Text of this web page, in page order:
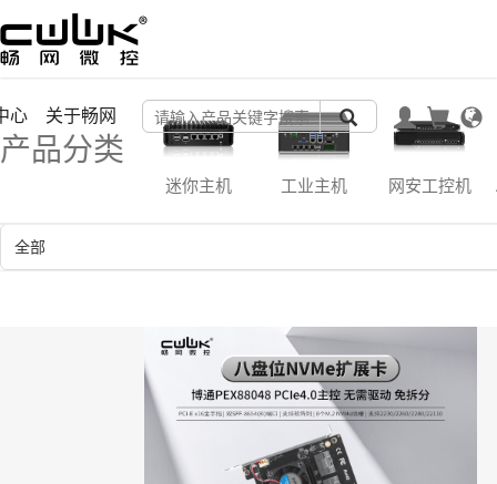
心 关于畅网
产品分类
迷你主机 工业主机 网安工控机